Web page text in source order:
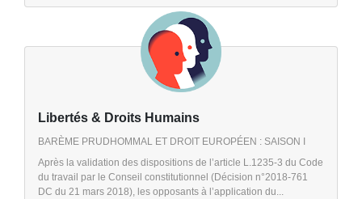
Libertés & Droits Humains
BARÈME PRUDHOMMAL ET DROIT EUROPÉEN : SAISON I
Après la validation des dispositions de l’article L.1235-3 du Code
du travail par le Conseil constitutionnel (Décision n°2018-761
DC du 21 mars 2018), les opposants à l’application du...